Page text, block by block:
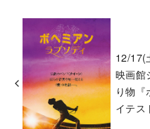
12/17(
映画館
り物
イテス